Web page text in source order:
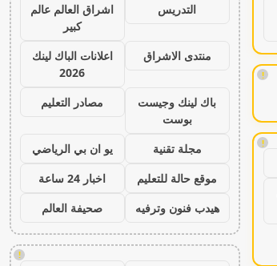
!
!
التدريس
اشراق العالم عالم
كبير
منتدى الاشراق
اعلانات الباك لينك
2026
باك لينك وجيست
بوست
مصادر التعليم
مجلة تقنية
يو ان بي الرياضي
موقع حالة للتعليم
اخبار 24 ساعة
هيدب فنون وترفيه
صحيفة العالم
!